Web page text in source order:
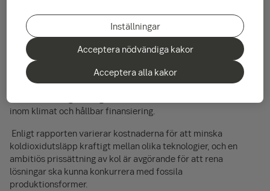
nettonollutsläpp kräver mer flexibla och kostnadseffektiva
lösningar, särskilt i en snabbt föränderlig politisk och
marknadsmässig miljö.
– Företag står inför allt större teknologiska och ekonomiska
utmaningar när det gäller att minska koldioxidutsläppen, och
osäkerheten gällande det politiska stödet förvärrar
inom klimat och hållbar finansiering.
Enligt rapporten varierar kostnaderna för att minska
koldioxidutsläpp kraftigt mellan olika teknologier, och en
ambitiös prissättning av kol är avgörande för att rena
lösningar ska kunna konkurrera med fossila
produktionsformer.
Inställningar
Acceptera nödvändiga kakor
Acceptera alla kakor